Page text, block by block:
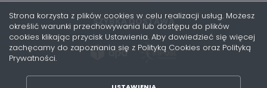
SZYBKA DOSTAWA
Strona korzysta z plików cookies w celu realizacji usług. Możesz
określić warunki przechowywania lub dostępu do plików
cookies klikając przycisk Ustawienia. Aby dowiedzieć się więcej
zachęcamy do zapoznania się z Polityką Cookies oraz Polityką
Prywatności.